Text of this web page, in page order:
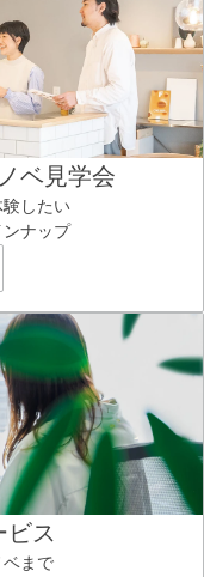
ベ見学会
したい
ナップ
ビス
まで